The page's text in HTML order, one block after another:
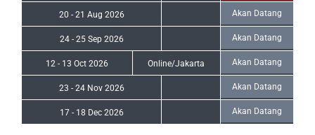
20 - 21 Aug 2026 Akan Datang
24 - 25 Sep 2026 Akan Datang
12 - 13 Oct 2026 Online/Jakarta Akan Datang
23 - 24 Nov 2026 Akan Datang
17 - 18 Dec 2026 Akan Datang